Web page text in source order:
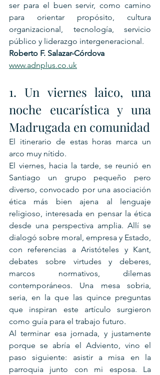
ser para el buen servir, como camino
para orientar propósito, cultura
organizacional, tecnología, servicio
público y liderazgo intergeneracional.
Roberto F. Salazar-Córdova
www.adnplus.co.uk
1. Un viernes laico, una
noche eucarística y una
Madrugada en comunidad
El itinerario de estas horas marca un
arco muy nítido.
El viernes, hacia la tarde, se reunió en
Santiago un grupo pequeño pero
diverso, convocado por una asociación
ética más bien ajena al lenguaje
religioso, interesada en pensar la ética
desde una perspectiva amplia. Allí se
dialogó sobre moral, empresa y Estado,
con referencias a Aristóteles y Kant,
debates sobre virtudes y deberes,
marcos normativos, dilemas
contemporáneos. Una mesa sobria,
seria, en la que las quince preguntas
que inspiran este artículo surgieron
como guía para el trabajo futuro.
Al terminar esa jornada, y justamente
porque se abría el Adviento, vino el
paso siguiente: asistir a misa en la
parroquia junto con mi esposa. La